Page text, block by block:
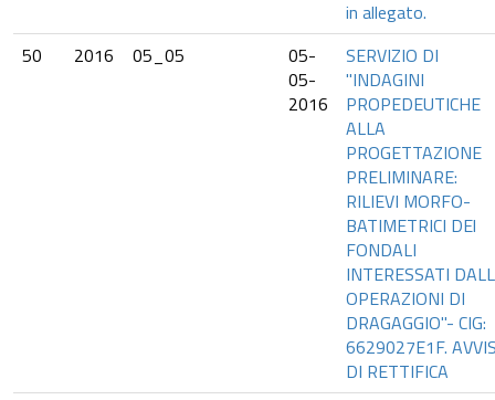
in allegato.
50
2016 05_05
05-
05-
2016
SERVIZIO DI
"INDAGINI
PROPEDEUTICHE
ALLA
PROGETTAZIONE
PRELIMINARE:
RILIEVI MORFO-
BATIMETRICI DEl
FONDALI
INTERESSATI
OPERAZIONI DI
DRAGAGGIO"- CIG:
6629027E1F.
DI RETTIFICA